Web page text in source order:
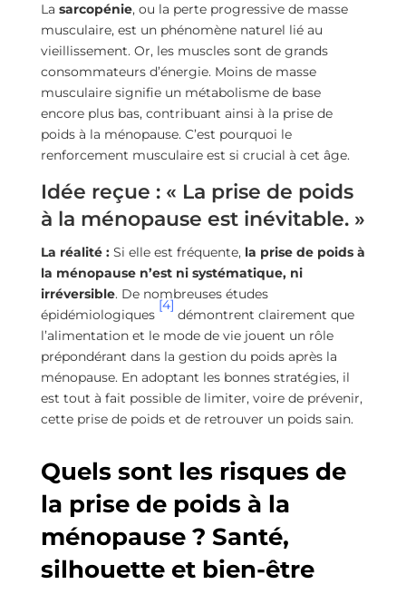
La sarcopénie, ou la perte progressive de masse
musculaire, est un phénomène naturel lié au
vieillissement. Or, les muscles sont de grands
consommateurs d’énergie. Moins de masse
musculaire signifie un métabolisme de base
encore plus bas, contribuant ainsi à la prise de
poids à la ménopause. C’est pourquoi le
renforcement musculaire est si crucial à cet âge.
Idée reçue : « La prise de poids
à la ménopause est inévitable. »
La réalité :Si elle est fréquente, la prise de poids à
la ménopause n’est ni systématique, ni
irréversible. De nombreuses études
épidémiologiques
[4]
démontrent clairement que
l’alimentation et le mode de vie jouent un rôle
prépondérant dans la gestion du poids après la
ménopause. En adoptant les bonnes stratégies, il
est tout à fait possible de limiter, voire de prévenir,
cette prise de poids et de retrouver un poids sain.
Quels sont les risques de
la prise de poids à la
ménopause ? Santé,
silhouette et bien-être